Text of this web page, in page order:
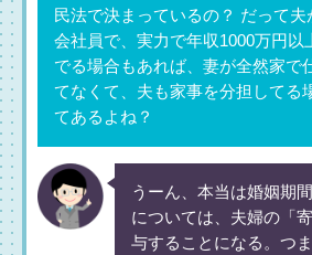
民法で決まっているの？ だって夫
会社員で、実力で年収1000万円以
でる場合もあれば、妻が全然家で
てなくて、夫も家事を分担してる
てあるよね？
うーん、本当は婚姻期
については、夫婦の「
与することになる。つ